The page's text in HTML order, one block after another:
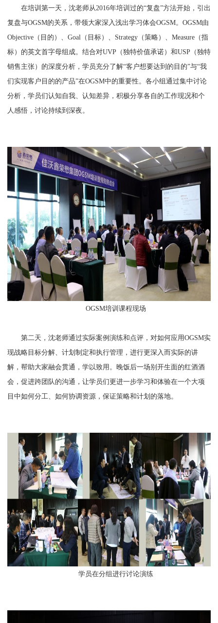
在培训第一天，沈老师从2016年培训过的“复盘”方法开始，引出
复盘与OGSM的关系，带领大家深入浅出学习体会OGSM。OGSM由
Objective（目的）、Goal（目标）、Strategy（策略）、Measure（指
标）的英文首字母组成。结合对UVP（独特价值承诺）和USP（独特
销售主张）的深度分析，学员充分了解“客户想要达到的目的”与“我
们实现客户目的的产品”在OGSM中的重要性。各小组通过集中讨论
分析，学员们认知自我、认知差异，积极分享各自的工作现况和个
人感悟，讨论持续到深夜。
OGSM培训课程现场
第二天，沈老师通过实际案例演练和点评，对如何应用OGSM实
现战略目标分解、计划制定和执行管理，进行更深入而实际的讲
解，帮助大家融会贯通，学以致用。晚饭后一场别开生面的红酒酒
会，促进跨团队的沟通，让学员们更进一步学习和体验在一个大项
目中如何分工、如何协调资源，保证策略和计划的落地。
学员在分组进行讨论演练